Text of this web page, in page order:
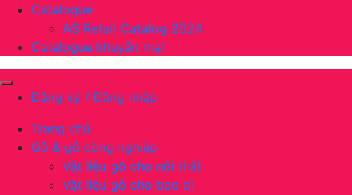
Catalogue
AS Retail Catalog 2024
Catalogue khuyến mại
Đăng ký / Đăng nhập
Trang chủ
Gỗ & gỗ công nghiệp
Vật liệu gỗ cho nội thất
Vật liệu gỗ cho bao bì